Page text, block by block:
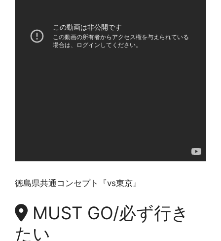
徳島県共通コンセプト『vs東京』
MUST GO/必ず行き
たい